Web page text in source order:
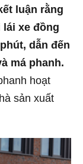
luận rằng
xe đồng
dẫn đến
má phanh.
hoạt
sản xuất